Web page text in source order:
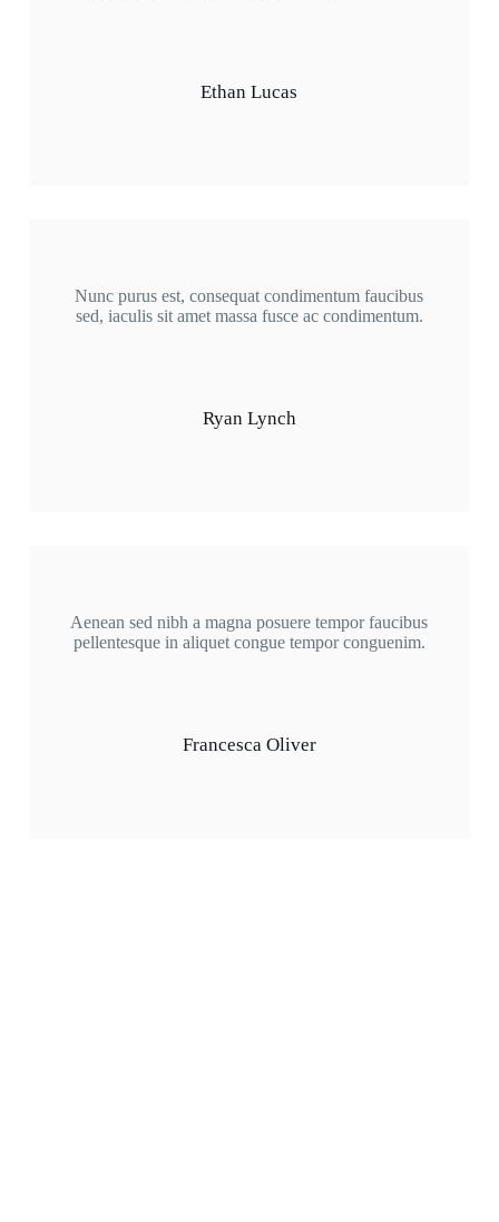
Ethan Lucas
Nunc purus est, consequat condimentum faucibus
sed, iaculis sit amet massa fusce ac condimentum.
Ryan Lynch
Aenean sed nibh a magna posuere tempor faucibus
pellentesque in aliquet congue tempor conguenim.
Francesca Oliver